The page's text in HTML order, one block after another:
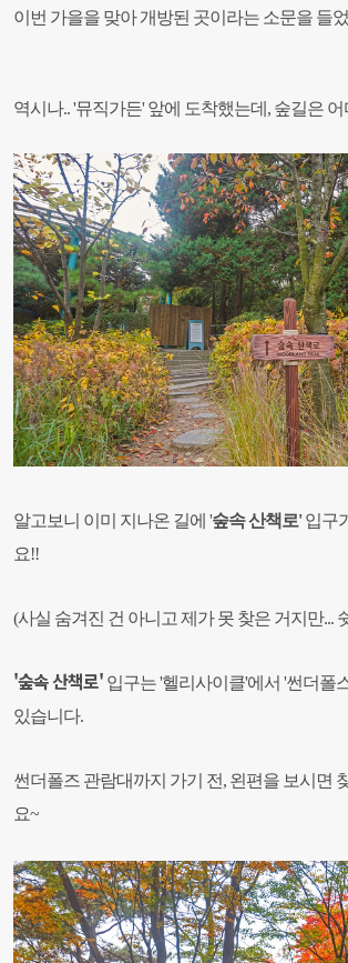
이번 가을을 맞아 개방된 곳이라는 소문을 들
역시나..'뮤직가든' 앞에 도착했는데, 숲길은 어
알고보니 이미 지나온 길에'숲속 산책로'입구
요!!
(사실 숨겨진 건 아니고 제가 못 찾은 거지만...
'숲속 산책로' 입구는 '헬리사이클'에서 '썬더폴
있습니다.
썬더폴즈 관람대까지 가기 전, 왼편을 보시면
요~